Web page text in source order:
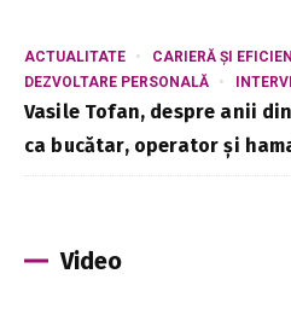
ACTUALITATE
CARIERĂ ȘI
DEZVOLTARE PERSONALĂ
Vasile Tofan, despre anii
ca bucătar, operator și
Video